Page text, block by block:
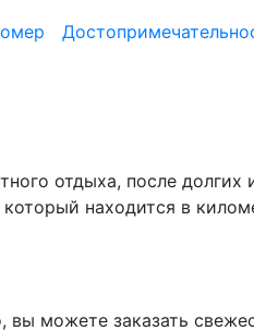
отдыха, после долгих
находится в
вы можете заказать